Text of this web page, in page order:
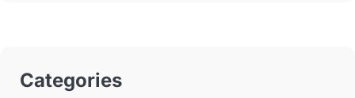
Categories